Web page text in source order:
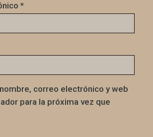
*
correo electrónico y web
para la próxima vez que